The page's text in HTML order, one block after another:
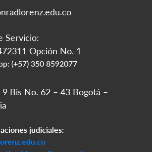
Servicio:
Opción No. 1
(+57) 350 8592077
Bis No. 62 – 43 Bogotá –
judiciales: